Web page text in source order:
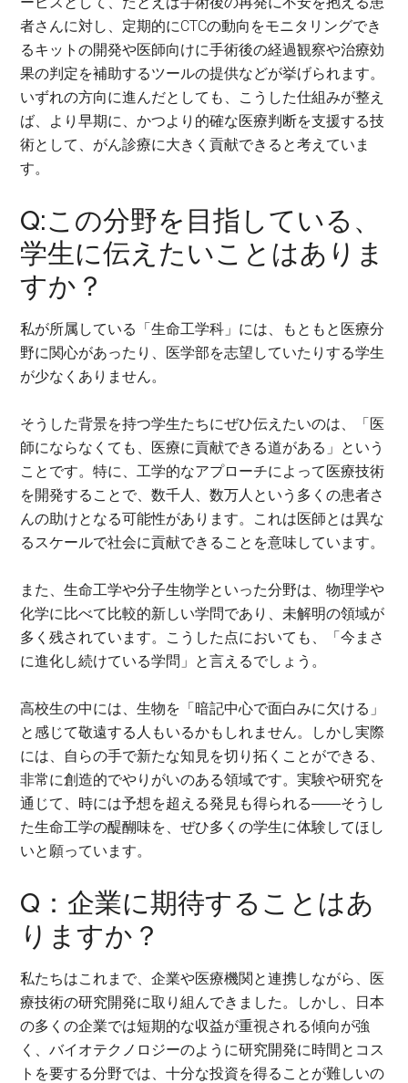
者さんに対し、定期的にCTCの動向をモニタリングでき
るキットの開発や医師向けに手術後の経過観察や治療効
果の判定を補助するツールの提供などが挙げられます。
いずれの方向に進んだとしても、こうした仕組みが整え
ば、より早期に、かつより的確な医療判断を支援する技
術として、がん診療に大きく貢献できると考えていま
す。
Q:この分野を目指している、
学生に伝えたいことはありま
すか？
私が所属している「生命工学科」には、もともと医療分
野に関心があったり、医学部を志望していたりする学生
が少なくありません。
そうした背景を持つ学生たちにぜひ伝えたいのは、「医
師にならなくても、医療に貢献できる道がある」という
ことです。特に、工学的なアプローチによって医療技術
を開発することで、数千人、数万人という多くの患者さ
んの助けとなる可能性があります。これは医師とは異な
るスケールで社会に貢献できることを意味しています。
また、生命工学や分子生物学といった分野は、物理学や
化学に比べて比較的新しい学問であり、未解明の領域が
多く残されています。こうした点においても、「今まさ
に進化し続けている学問」と言えるでしょう。
高校生の中には、生物を「暗記中心で面白みに欠ける」
と感じて敬遠する人もいるかもしれません。しかし実際
には、自らの手で新たな知見を切り拓くことができる、
非常に創造的でやりがいのある領域です。実験や研究を
通じて、時には予想を超える発見も得られる――そうし
た生命工学の醍醐味を、ぜひ多くの学生に体験してほし
いと願っています。
Q：企業に期待することはあ
りますか？
私たちはこれまで、企業や医療機関と連携しながら、医
療技術の研究開発に取り組んできました。しかし、日本
の多くの企業では短期的な収益が重視される傾向が強
く、バイオテクノロジーのように研究開発に時間とコス
トを要する分野では、十分な投資を得ることが難しいの